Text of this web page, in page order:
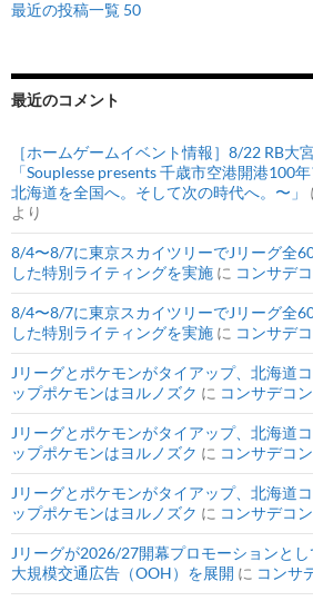
最近の投稿一覧 50
最近のコメント
［ホームゲームイベント情報］8/22 RB大
「Souplesse presents 千歳市空港開港100
北海道を全国へ。そして次の時代へ。〜」
より
8/4〜8/7に東京スカイツリーでJリーグ全
した特別ライティングを実施 に コンサデ
8/4〜8/7に東京スカイツリーでJリーグ全
した特別ライティングを実施 に コンサデ
Jリーグとポケモンがタイアップ、北海道
ップポケモンはヨルノズク に コンサデコ
Jリーグとポケモンがタイアップ、北海道
ップポケモンはヨルノズク に コンサデコ
Jリーグとポケモンがタイアップ、北海道
ップポケモンはヨルノズク に コンサデコ
Jリーグが2026/27開幕プロモーションと
大規模交通広告（OOH）を展開 に コンサ